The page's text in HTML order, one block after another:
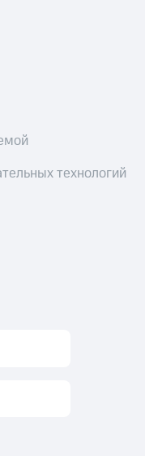
технологий